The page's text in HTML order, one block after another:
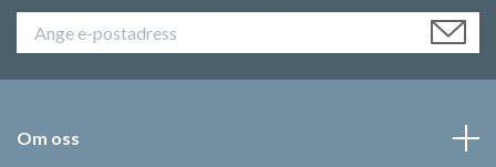
Om oss